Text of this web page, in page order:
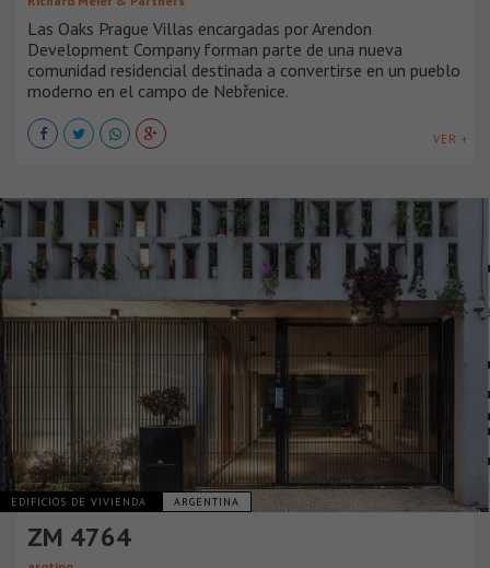
Las Oaks Prague Villas encargadas por Arendon
Development Company forman parte de una nueva
comunidad residencial destinada a convertirse en un pueblo
moderno en el campo de Nebřenice.
VER +
EDIFICIOS DE VIVIENDA ARGENTINA
ZM 4764